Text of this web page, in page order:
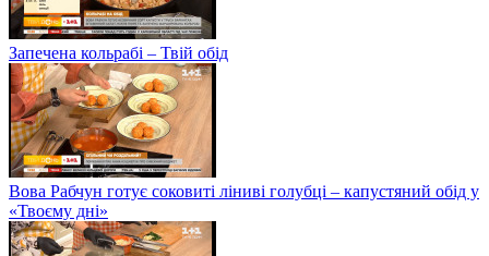
Запечена кольрабі – Твій обід
Вова Рабчун готує соковиті ліниві голубці – капустяний обід у
«Твоєму дні»